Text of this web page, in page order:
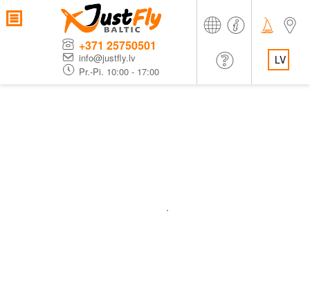
+371 25750501
info@justfly.lv
Pr.-Pi. 10:00 - 17:00
LV